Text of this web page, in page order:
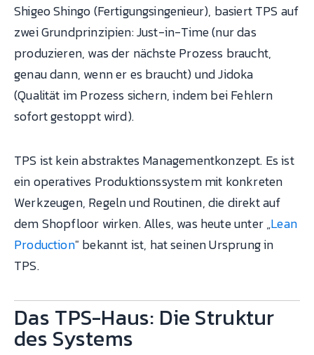
Shigeo Shingo (Fertigungsingenieur), basiert TPS auf
zwei Grundprinzipien: Just-in-Time (nur das
produzieren, was der nächste Prozess braucht,
genau dann, wenn er es braucht) und Jidoka
(Qualität im Prozess sichern, indem bei Fehlern
sofort gestoppt wird).
TPS ist kein abstraktes Managementkonzept. Es ist
ein operatives Produktionssystem mit konkreten
Werkzeugen, Regeln und Routinen, die direkt auf
dem Shopfloor wirken. Alles, was heute unter „Lean
Production" bekannt ist, hat seinen Ursprung in
TPS.
Das TPS-Haus: Die Struktur
des Systems